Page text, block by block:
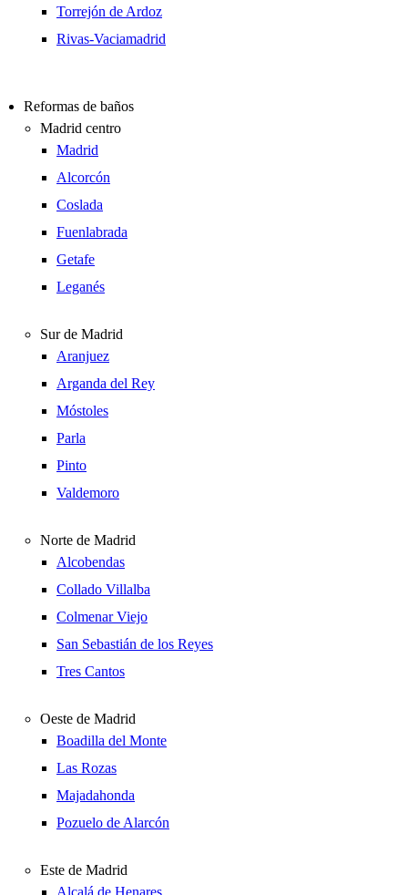
Torrejón de Ardoz
Rivas-Vaciamadrid
Reformas de baños
Madrid centro
Madrid
Alcorcón
Coslada
Fuenlabrada
Getafe
Leganés
Sur de Madrid
Aranjuez
Arganda del Rey
Móstoles
Parla
Pinto
Valdemoro
Norte de Madrid
Alcobendas
Collado Villalba
Colmenar Viejo
San Sebastián de los Reyes
Tres Cantos
Oeste de Madrid
Boadilla del Monte
Las Rozas
Majadahonda
Pozuelo de Alarcón
Este de Madrid
Alcalá de Henares